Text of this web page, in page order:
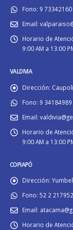
Fono: 9 73342160
Email:
Horario de
9:00 AM a 13:00
VALDIVIA
Dirección:
Fono: 9 34184989
Email:
Horario de
9:00 AM a 13:00
COPIAPÓ
Dirección:
Fono: 52 2 217952
Email:
Horario de